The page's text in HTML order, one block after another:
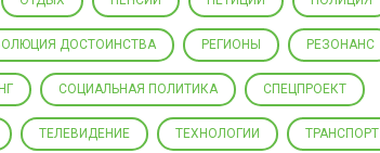
ДОСТОИНСТВА РЕГИОНЫ РЕЗОНАНС
СОЦИАЛЬНАЯ ПОЛИТИКА СПЕЦПРОЕКТ
ТЕЛЕВИДЕНИЕ ТЕХНОЛОГИИ ТРАНСПОРТ